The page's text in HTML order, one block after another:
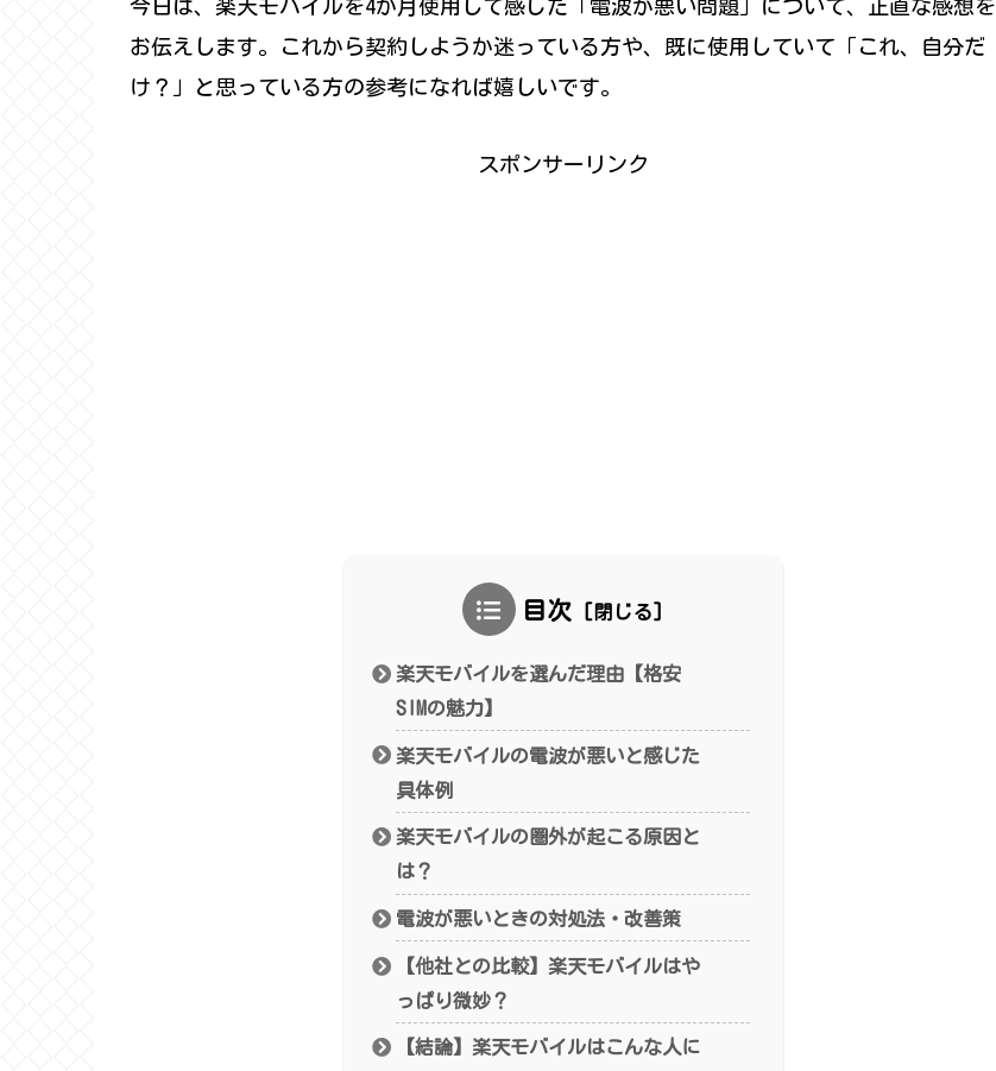
今日は、楽天モバイルを4か月使用して感じた「電波が悪い問題」について、正直な感想を
お伝えします。これから契約しようか迷っている方や、既に使用していて「これ、自分だ
け？」と思っている方の参考になれば嬉しいです。
スポンサーリンク
目次
楽天モバイルを選んだ理由【格安
SIMの魅力】
楽天モバイルの電波が悪いと感じた
具体例
楽天モバイルの圏外が起こる原因と
は？
電波が悪いときの対処法・改善策
【他社との比較】楽天モバイルはや
っぱり微妙？
【結論】楽天モバイルはこんな人に